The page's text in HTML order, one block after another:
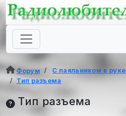
Форум С паяльником в руке
Тип разъема
Тип разъема